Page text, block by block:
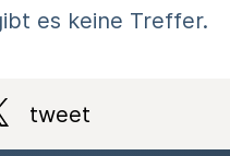
es keine Treffer.
tweet